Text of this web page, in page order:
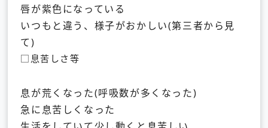
唇が紫色になっている
いつもと違う、様子がおかしい(第三者から見
て)
□息苦しさ等
息が荒くなった(呼吸数が多くなった)
急に息苦しくなった